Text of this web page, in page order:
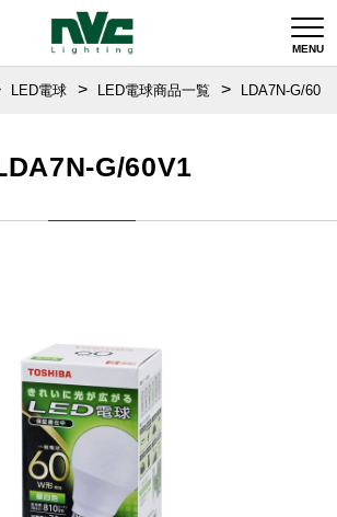
LED電球 LED電球商品一覧 LDA7N-G/60V1
G/60V1